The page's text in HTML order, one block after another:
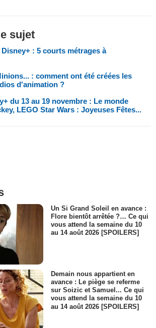
sujet
: 5 courts métrages à
: comment ont été créées les
d'animation ?
du 13 au 19 novembre : Le monde
LEGO Star Wars : Joyeuses Fêtes...
Un Si Grand Soleil en avance :
Flore bientôt arrêtée ?… Ce qui
vous attend la semaine du 10
au 14 août 2026 [SPOILERS]
Demain nous appartient en
avance : Le piège se referme
sur Soizic et Samuel... Ce qui
vous attend la semaine du 10
au 14 août 2026 [SPOILERS]